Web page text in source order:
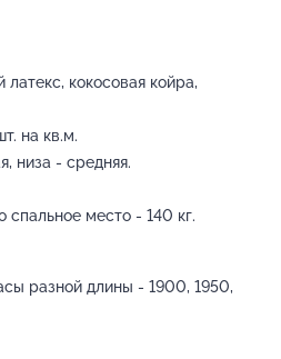
латекс, кокосовая койра,
на кв.м.
низа - средняя.
место - 140 кг.
разной длины - 1900, 1950,